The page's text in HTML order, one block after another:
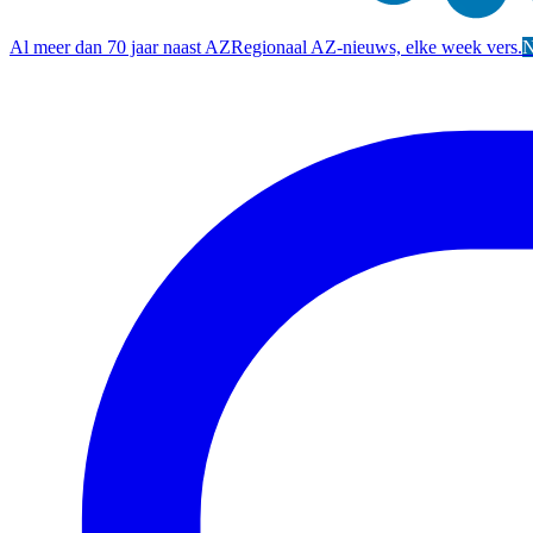
Al meer dan 70 jaar naast AZRegionaal AZ-nieuws, elke week vers.